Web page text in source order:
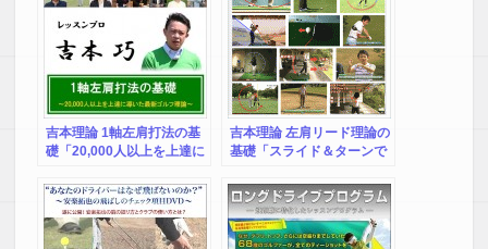
吉本理論 1軸左肩打法の基
礎「20,000人以上を上達に
吉本理論 左肩リード理論の
基礎「スライド＆ターンで